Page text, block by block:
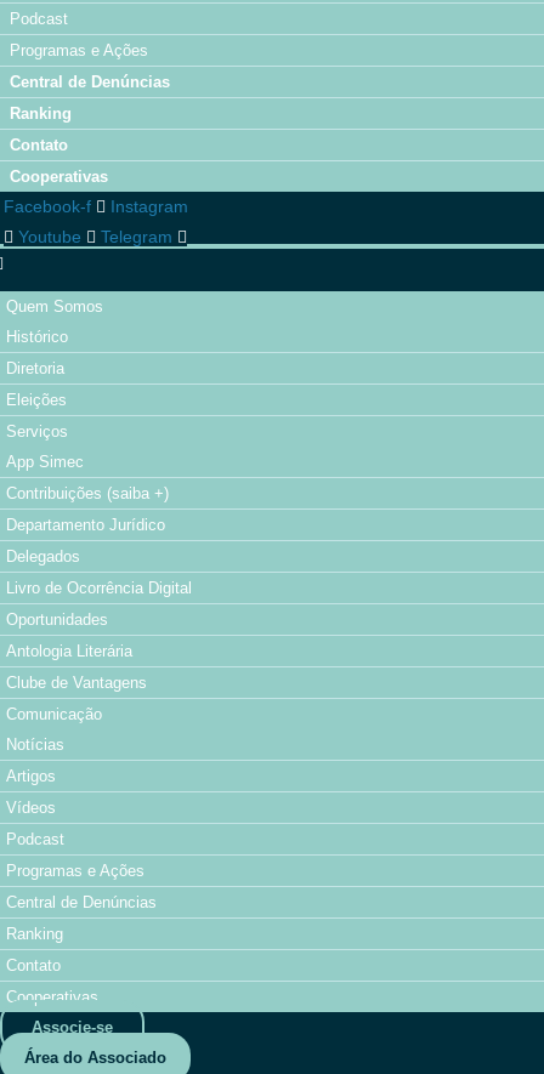
Podcast
Programas e Ações
Central de Denúncias
Ranking
Contato
Cooperativas
Facebook-f
Instagram
Youtube
Telegram
Quem Somos
Histórico
Diretoria
Eleições
Serviços
App Simec
Contribuições (saiba +)
Departamento Jurídico
Delegados
Livro de Ocorrência Digital
Oportunidades
Antologia Literária
Clube de Vantagens
Comunicação
Notícias
Artigos
Vídeos
Podcast
Programas e Ações
Central de Denúncias
Ranking
Contato
Cooperativas
Associe-se
Área do Associado